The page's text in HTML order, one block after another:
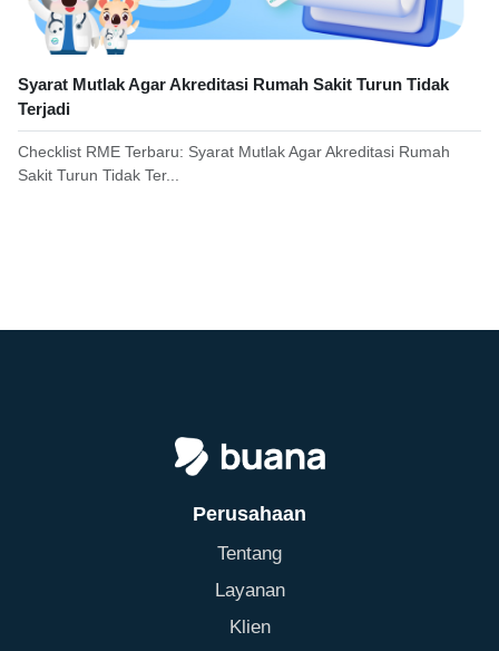
Syarat Mutlak Agar Akreditasi Rumah Sakit Turun Tidak
Terjadi
Checklist RME Terbaru: Syarat Mutlak Agar Akreditasi Rumah
Sakit Turun Tidak Ter...
Perusahaan
Tentang
Layanan
Klien